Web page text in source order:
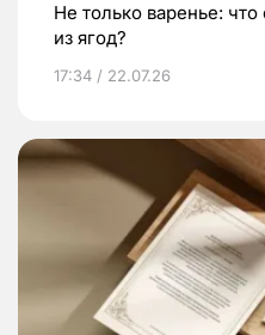
Не только варенье:
из ягод?
17:34 / 22.07.26